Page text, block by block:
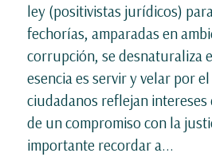
ley (positivistas jurídicos)
fechorías, amparadas en
corrupción, se desnaturaliza
esencia es servir y velar por
ciudadanos reflejan
de un compromiso con la
importante recordar a...